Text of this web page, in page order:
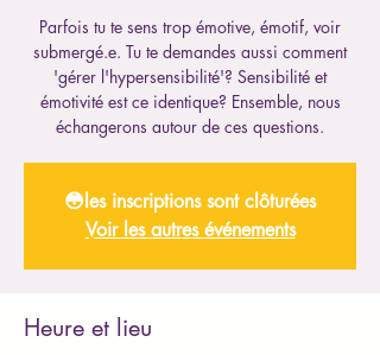
Parfois tu te sens trop émotive, émotif, voir
submergé.e. Tu te demandes aussi comment
'gérer l'hypersensibilité'? Sensibilité et
émotivité est ce identique? Ensemble, nous
échangerons autour de ces questions.
😳les inscriptions sont clôturées
Voir les autres événements
Heure et lieu